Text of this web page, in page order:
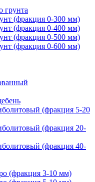
грунта
(фракция 0-300 мм)
(фракция 0-400 мм)
(фракция 0-500 мм)
(фракция 0-600 мм)
(фракция 5-20
(фракция 20-
(фракция 40-
(фракция 3-10 мм)